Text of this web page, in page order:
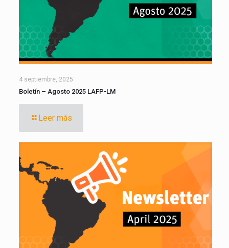
4 septiembre, 2025
Boletín – Agosto 2025 LAFP-LM
Leer más